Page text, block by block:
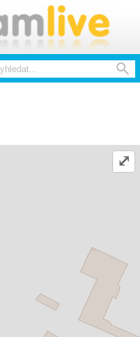

⤢